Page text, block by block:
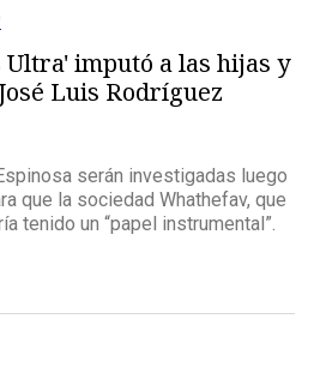
Ultra' imputó a las hijas y
Luis Rodríguez
serán investigadas luego
que la sociedad Whathefav, que
tenido un “papel instrumental”.